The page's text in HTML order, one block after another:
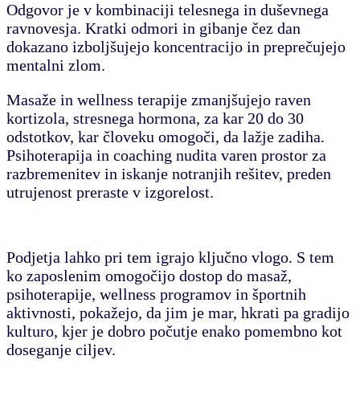
Odgovor je v kombinaciji telesnega in duševnega
ravnovesja. Kratki odmori in gibanje čez dan
dokazano izboljšujejo koncentracijo in preprečujejo
mentalni zlom.
Masaže in wellness terapije zmanjšujejo raven
kortizola, stresnega hormona, za kar 20 do 30
odstotkov, kar človeku omogoči, da lažje zadiha.
Psihoterapija in coaching nudita varen prostor za
razbremenitev in iskanje notranjih rešitev, preden
utrujenost preraste v izgorelost.
Podjetja lahko pri tem igrajo ključno vlogo. S tem
ko zaposlenim omogočijo dostop do masaž,
psihoterapije, wellness programov in športnih
aktivnosti, pokažejo, da jim je mar, hkrati pa gradijo
kulturo, kjer je dobro počutje enako pomembno kot
doseganje ciljev.